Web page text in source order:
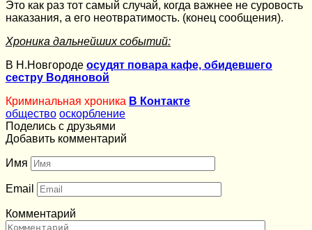
Это как раз тот самый случай, когда важнее не суровость
наказания, а его неотвратимость. (конец сообщения).
Хроника дальнейших событий:
В Н.Новгороде осудят повара кафе, обидевшего
сестру Водяновой
Криминальная хроника В Контакте
общество оскорбление
Поделись с друзьями
Добавить комментарий
Имя
Email
Комментарий